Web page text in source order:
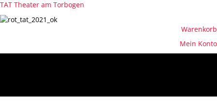
TAT Theater am Torbogen
Warenkorb
Mein Konto